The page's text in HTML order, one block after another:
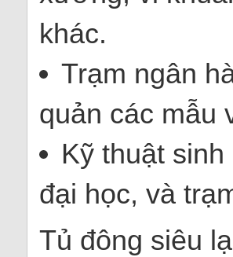
khác.
Trạm ngân
quản các mẫu
Kỹ thuật sinh
đại học, và
Tủ đông siêu